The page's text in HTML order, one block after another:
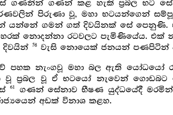
ගණනින් ගණන් කළ හැකි ප්‍රබල භට
පිරුණා වූ, මහා භටයන්ගෙන්
යන්නේ ගමන් ගත් දිවයිනක් සේ පෙනුණි.
නොදන්නා රටවලට පැමිණියේය. එක්
දිවයින්
58 වැසි නොයෙක් ජනයන් පණපිටින්
පහක නැංගවූ මහා බල ඇති යෝධයෝ
ප්‍රබල වූ ඒ භටයෝ නැවෙන්
61 ගණන් සේනාව භීෂණ යුද්ධයේදී
අඩක් විනාශ කළහ.